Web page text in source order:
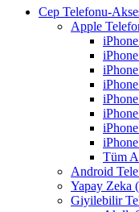
Cep Telefonu-
Apple
iPhone
Tüm
Android
Yapay Zeka
Giyilebilir